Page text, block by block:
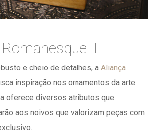
II
e cheio de detalhes, aAliança
inspiração nos ornamentos da arte
oferece diversos atributos que
aos noivos que valorizam peças com